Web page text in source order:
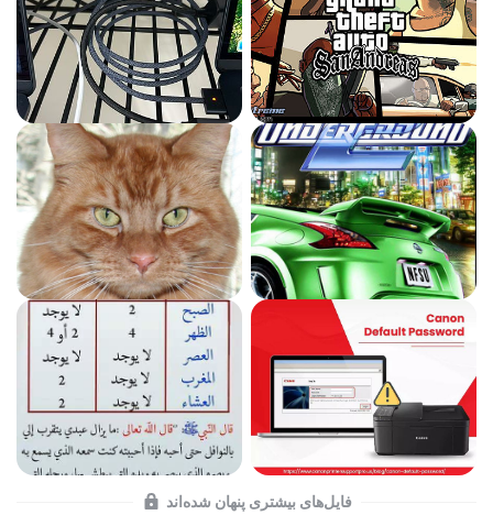
فایل‌های بیشتری پنهان شده‌اند